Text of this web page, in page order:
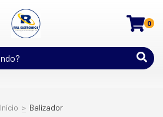
0
Início > Balizador